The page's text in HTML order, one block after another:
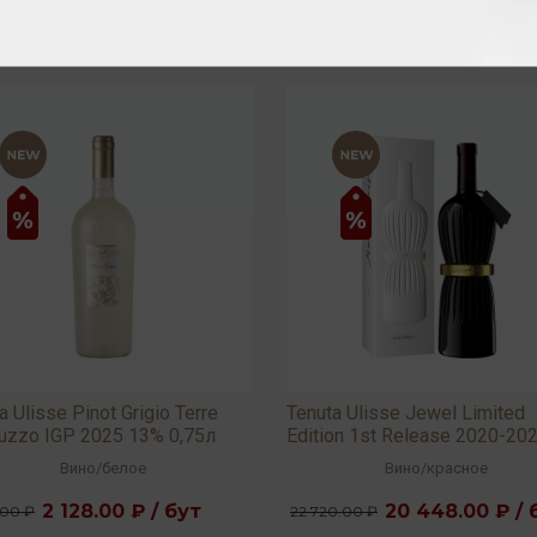
Ulisse Pinot Grigio Terre
IGP 2025 13% 0,75л
Вино/белое
₽ 2 128.00 ₽ / бут
Tenuta Ulisse Jewel Limited
Edition 1st Release 2020-
2022 15,5% 0,75л
Вино/красное
22 720.00 ₽ 20 448.00 ₽ /